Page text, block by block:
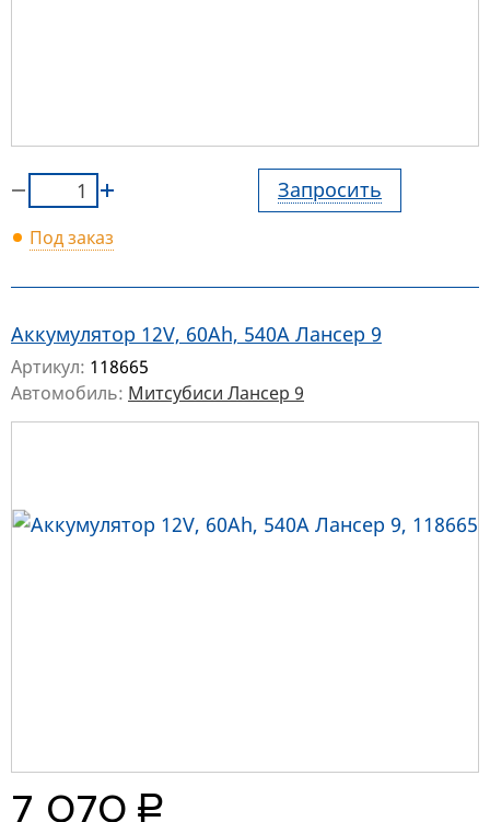
Запросить
Под заказ
Аккумулятор 12V, 60Ah, 540A Лансер 9
Артикул: 118665
Автомобиль: Митсубиси Лансер 9
7 070 руб.